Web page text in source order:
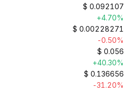
$ 0.092107
+4.70%
$ 0.00228271
-0.50%
$ 0.056
+40.30%
$ 0.136656
-31.20%